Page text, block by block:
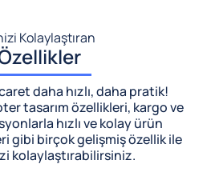
Kolaylaştıran
daha hızlı, daha pratik!
tasarım özellikleri, kargo ve
hızlı ve kolay ürün
gibi birçok gelişmiş özellik ile
kolaylaştırabilirsiniz.